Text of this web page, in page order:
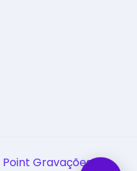
Point Gravações